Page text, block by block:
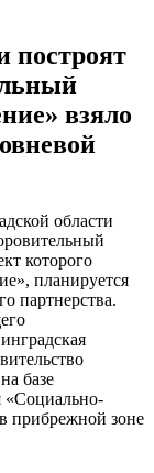
построят
взяло
области
которого
планируется
партнерства.
базе
«Социально-
прибрежной зоне